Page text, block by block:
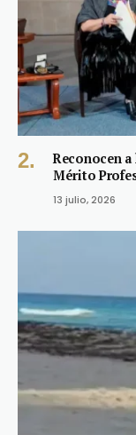
Reconocen a
Mérito
13 julio, 2026